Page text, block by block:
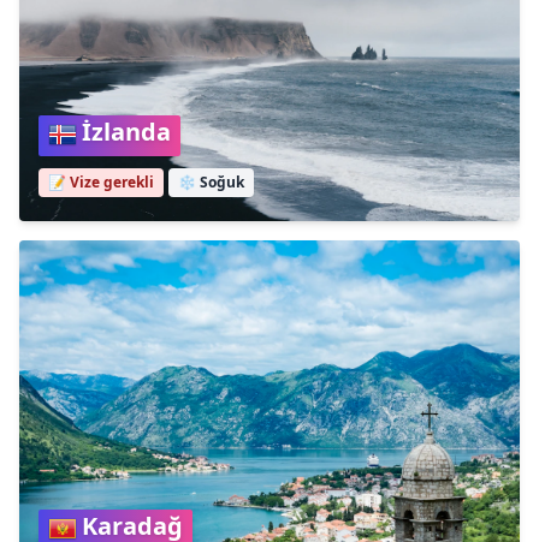
İzlanda
📝 Vize gerekli ❄️ Soğuk
Karadağ